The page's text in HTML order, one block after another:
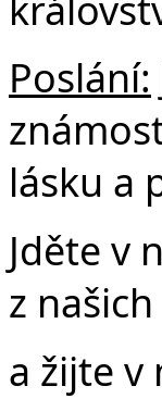
Poslání:
lásku a
Jděte v
z
a žijte v